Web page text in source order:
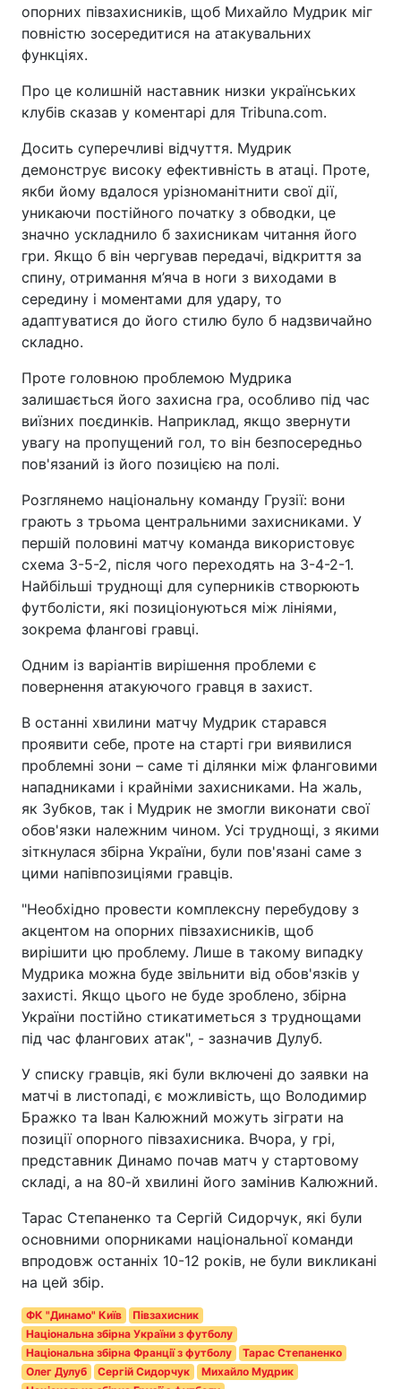
опорних півзахисників, щоб Михайло Мудрик міг
повністю зосередитися на атакувальних
функціях.
Про це колишній наставник низки українських
клубів сказав у коментарі для Tribuna.com.
Досить суперечливі відчуття. Мудрик
демонструє високу ефективність в атаці. Проте,
якби йому вдалося урізноманітнити свої дії,
уникаючи постійного початку з обводки, це
значно ускладнило б захисникам читання його
гри. Якщо б він чергував передачі, відкриття за
спину, отримання м’яча в ноги з виходами в
середину і моментами для удару, то
адаптуватися до його стилю було б надзвичайно
складно.
Проте головною проблемою Мудрика
залишається його захисна гра, особливо під час
виїзних поєдинків. Наприклад, якщо звернути
увагу на пропущений гол, то він безпосередньо
пов'язаний із його позицією на полі.
Розглянемо національну команду Грузії: вони
грають з трьома центральними захисниками. У
першій половині матчу команда використовує
схема 3-5-2, після чого переходять на 3-4-2-1.
Найбільші труднощі для суперників створюють
футболісти, які позиціонуються між лініями,
зокрема флангові гравці.
Одним із варіантів вирішення проблеми є
повернення атакуючого гравця в захист.
В останні хвилини матчу Мудрик старався
проявити себе, проте на старті гри виявилися
проблемні зони – саме ті ділянки між фланговими
нападниками і крайніми захисниками. На жаль,
як Зубков, так і Мудрик не змогли виконати свої
обов'язки належним чином. Усі труднощі, з якими
зіткнулася збірна України, були пов'язані саме з
цими напівпозиціями гравців.
"Необхідно провести комплексну перебудову з
акцентом на опорних півзахисників, щоб
вирішити цю проблему. Лише в такому випадку
Мудрика можна буде звільнити від обов'язків у
захисті. Якщо цього не буде зроблено, збірна
України постійно стикатиметься з труднощами
під час флангових атак", - зазначив Дулуб.
У списку гравців, які були включені до заявки на
матчі в листопаді, є можливість, що Володимир
Бражко та Іван Калюжний можуть зіграти на
позиції опорного півзахисника. Вчора, у грі,
представник Динамо почав матч у стартовому
складі, а на 80-й хвилині його замінив Калюжний.
Тарас Степаненко та Сергій Сидорчук, які були
основними опорниками національної команди
впродовж останніх 10-12 років, не були викликані
на цей збір.
ФК "Динамо" Київ
Півзахисник
Національна збірна України з футболу
Національна збірна Франції з футболу
Тарас Степаненко
Олег Дулуб
Сергій Сидорчук
Михайло Мудрик